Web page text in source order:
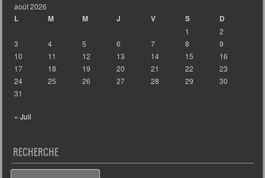
août 2026
L M M J V S D
1
2
3
4 5 6 7 8
9
10
11 12 13 14 15
16
17
18 19 20 21 22
23
24
25 26 27 28 29
30
31
« Juil
RECHERCHE